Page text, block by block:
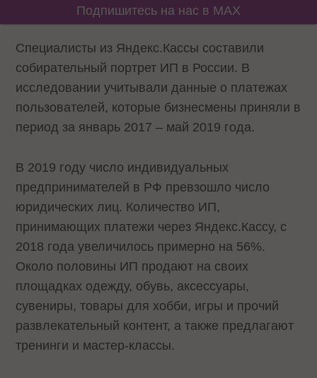
Подпишитесь на нас в MAX
Специалисты из Яндекс.Кассы составили
собирательный портрет ИП в России. В
исследовании учитывали данные о платежах
пользователей, которые бизнесмены приняли в
период за январь 2017 ­– май 2019 года.
В 2019 году число индивидуальных
предпринимателей в РФ превзошло число
юридических лиц. Количество ИП,
принимающих платежи через Яндекс.Кассу, с
2018 года увеличилось примерно на 56%.
Около половины ИП продают на своих
площадках одежду, обувь, аксессуары,
сувениры, товары для хобби, игры и прочий
развлекательный контент, а также предлагают
тренинги и мастер-классы.